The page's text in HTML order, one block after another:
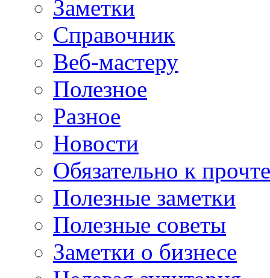
Заметки
Справочник
Веб-мастеру
Полезное
Разное
Новости
Обязательно к
Полезные заметки
Полезные советы
Заметки о бизнесе